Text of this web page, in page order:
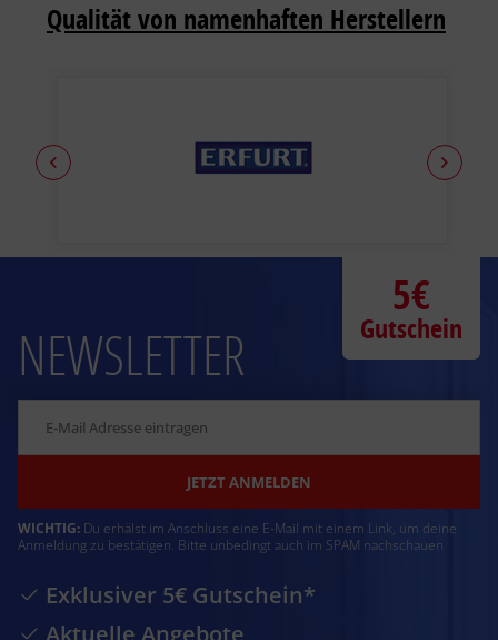
Qualität von namenhaften Herstellern
NEWSLETTER
JETZT ANMELDEN
WICHTIG: Du erhälst im Anschluss eine E-Mail mit einem Link, um deine
Anmeldung zu bestätigen. Bitte unbedingt auch im SPAM nachschauen
Exklusiver 5€ Gutschein*
5€
Gutschein